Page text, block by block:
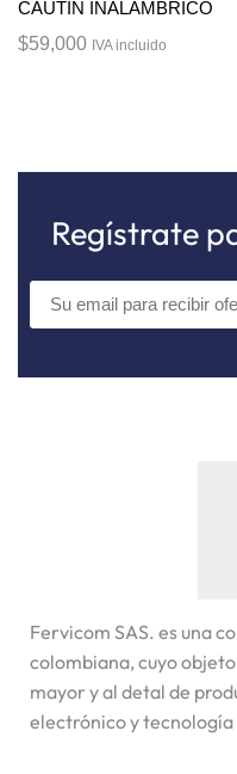
CAUTIN INALAMBRICO
$59,000 IVA incluido
Regístrate
Fervicom SAS. es una
colombiana, cuyo
mayor y al detal de
electrónico y tecnología